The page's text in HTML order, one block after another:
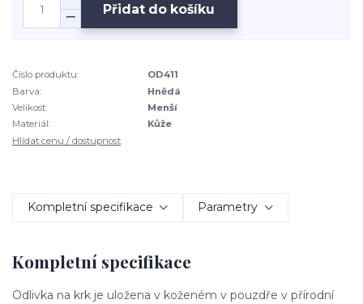
Přidat do košíku
Číslo produktu:
OD411
Barva:
Hnědá
Velikost:
Menší
Materiál:
Kůže
Hlídat cenu / dostupnost
Kompletní specifikace Parametry
Kompletní specifikace
Odlivka na krk je uložena v koženém v pouzdře v přírodní